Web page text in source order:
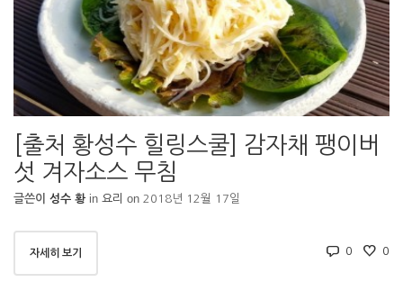
[출처 황성수 힐링스쿨] 감자채 팽이버
섯 겨자소스 무침
글쓴이 성수 황 in 요리 on 2018년 12월 17일
자세히 보기 0 0